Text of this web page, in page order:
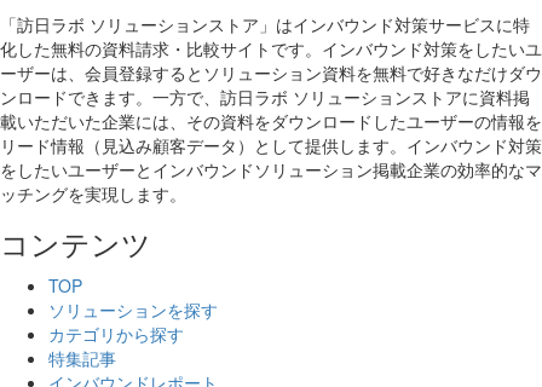
「訪日ラボ ソリューションストア」はインバウンド対策サービスに特
化した無料の資料請求・比較サイトです。インバウンド対策をしたいユ
ーザーは、会員登録するとソリューション資料を無料で好きなだけダウ
ンロードできます。一方で、訪日ラボ ソリューションストアに資料掲
載いただいた企業には、その資料をダウンロードしたユーザーの情報を
リード情報（見込み顧客データ）として提供します。インバウンド対策
をしたいユーザーとインバウンドソリューション掲載企業の効率的なマ
ッチングを実現します。
コンテンツ
TOP
ソリューションを探す
カテゴリから探す
特集記事